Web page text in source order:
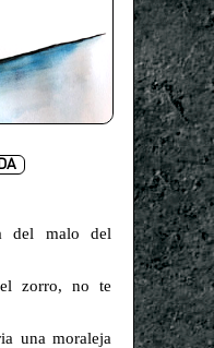
del malo del
zorro, no te
una moraleja